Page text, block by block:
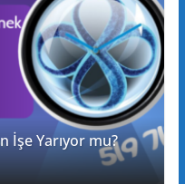
İşe Yarıyor mu?